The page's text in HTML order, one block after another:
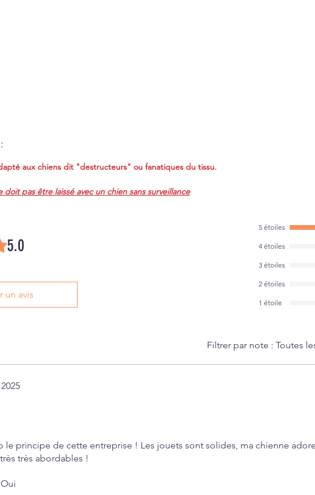
aux chiens dit "destructeurs" ou fanatiques du tissu.
doit pas être laissé avec un chien sans surveillance
5.0
un avis
5 étoiles
4 étoiles
3 étoiles
2 étoiles
1 étoile
Filtrer par note : Toutes
le principe de cette entreprise ! Les jouets sont solides, ma chienne
très abordables !
Oui